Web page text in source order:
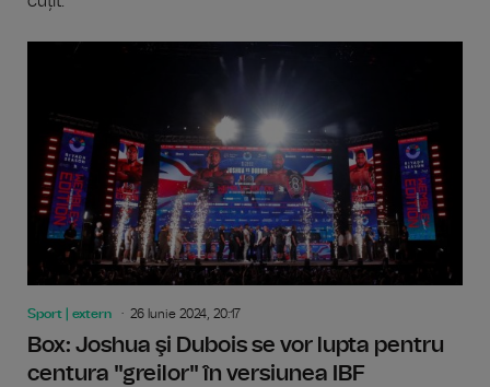
Sport | extern 26 Iunie 2024, 20:17
Box: Joshua şi Dubois se vor lupta pentru
centura "greilor" în versiunea IBF